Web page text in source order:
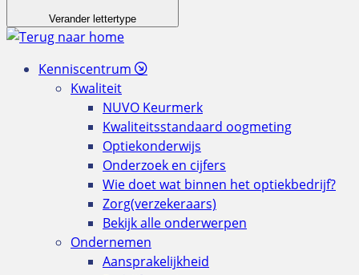
Verander lettertype
Kenniscentrum
Kwaliteit
NUVO Keurmerk
Kwaliteitsstandaard oogmeting
Optiekonderwijs
Onderzoek en cijfers
Wie doet wat binnen het optiekbedrijf?
Zorg(verzekeraars)
Bekijk alle onderwerpen
Ondernemen
Aansprakelijkheid